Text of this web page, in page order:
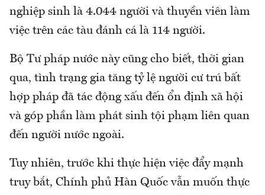
nghiệp sinh là 4.044 người và thuyền viên làm
việc trên các tàu đánh cá là 114 người.
Bộ Tư pháp nước này cũng cho biết, thời gian
qua, tình trạng gia tăng tỷ lệ người cư trú bất
hợp pháp đã tác động xấu đến ổn định xã hội
và góp phần làm phát sinh tội phạm liên quan
đến người nước ngoài.
Tuy nhiên, trước khi thực hiện việc đẩy mạnh
truy bắt, Chính phủ Hàn Quốc vẫn muốn thực